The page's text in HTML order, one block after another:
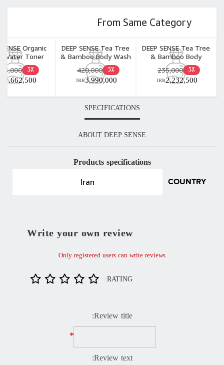
From Same Category
SENSE Organic
Water Toner
160ml
5٪
1,662,500
DEEP SENSE Tea Tree
& Bamboo Body Wash
(Oily Skin) 400ml
5٪ 420,000
3,990,000
IRR
DEEP SENSE Tea Tree
& Bamboo Body
Yogurt 250ml
5٪ 235,000
2,232,500
IRR
SPECIFICATIONS
ABOUT DEEP SENSE
Products specifications
COUNTRY
Iran
Write your own review
Only registered users can write reviews
RATING:
Review title:
*
Review text: